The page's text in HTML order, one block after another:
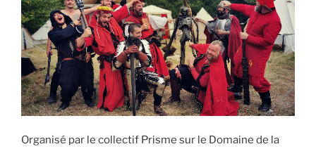
Organisé par le collectif Prisme sur le Domaine de la